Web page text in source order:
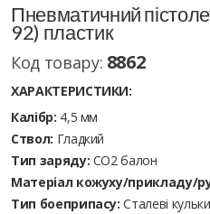
Пневматичний
92) пластик
Код товару: 8862
ХАРАКТЕРИСТИКИ:
Калібр: 4,5 мм
Ствол: Гладкий
Тип заряду: CO2 балон
Матеріал кожуху/прикладу/
Тип боеприпасу: Сталеві